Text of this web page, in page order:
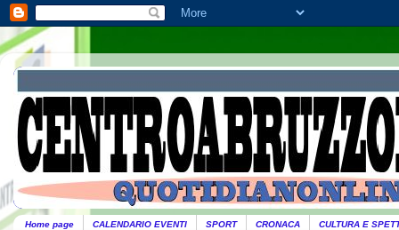
Home page CALENDARIO EVENTI SPORT CRONACA
CULTURA E